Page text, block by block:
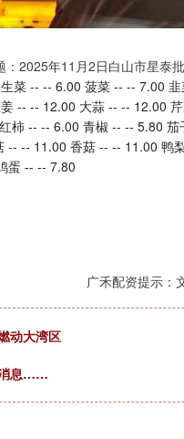
：2025年11月2日白山市星泰
菜 -- -- 6.00 菠菜 -- -- 7.00
-- -- 12.00 大蒜 -- -- 12.00
柿 -- -- 6.00 青椒 -- -- 5.80
-- 11.00 香菇 -- -- 11.00 鸭
蛋 -- -- 7.80
广禾配资提示：
动大湾区
消息……